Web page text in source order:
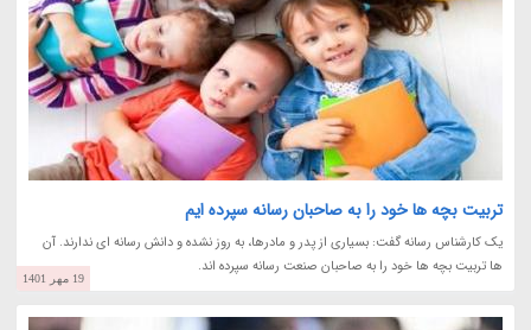
تربیت بچه ها خود را به صاحبان رسانه سپرده ایم
یک کارشناس رسانه گفت: بسیاری از پدر و مادرها، به روز نشده و دانش رسانه ای ندارند. آن
ها تربیت بچه ها خود را به صاحبان صنعت رسانه سپرده اند.
19 مهر 1401